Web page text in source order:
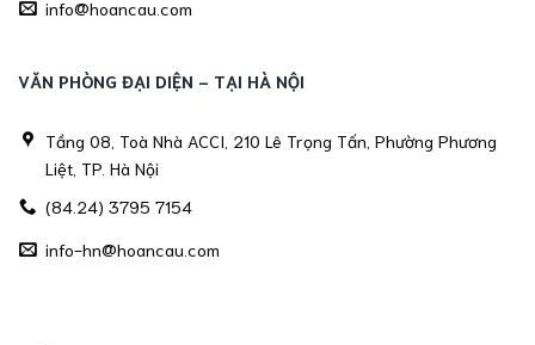
info@hoancau.com
VĂN PHÒNG ĐẠI DIỆN - TẠI HÀ NỘI
Tầng 08, Toà Nhà ACCI, 210 Lê Trọng Tấn, Phường Phương
Liệt, TP. Hà Nội
(84.24) 3795 7154
info-hn@hoancau.com